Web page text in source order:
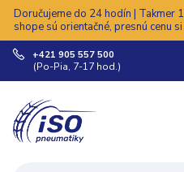
Doručujeme do 24 hodín | Takmer
shope sú orientačné, presnú cenu
+421 905 557 500
(Po-Pia, 7-17 hod.)